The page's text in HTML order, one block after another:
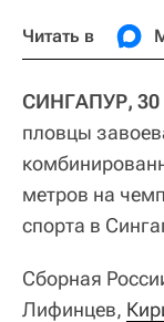
Читать в
СИНГАПУР, 30
пловцы
метров на
спорта в
Сборная
Лифинцев,